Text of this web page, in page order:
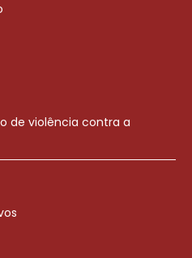
de violência contra a